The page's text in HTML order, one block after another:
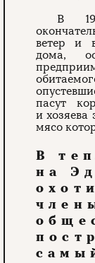
В
ветер и
дома,
пасут
и
мясо
В
на